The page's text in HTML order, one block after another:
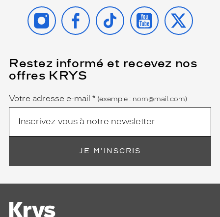
INSTAGRAMFACEBOOK
TIKTOK YOUTUBE
X
Restez informé et recevez nos
offres KRYS
Name
Votre adresse e-mail *
(Ce
champ
est
obligatoire)
(exemple : nom@mail.com)
JE M'INSCRIS